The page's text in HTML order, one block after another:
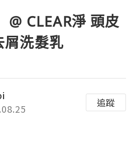
@ CLEAR淨 頭皮
屑洗髮乳
追蹤